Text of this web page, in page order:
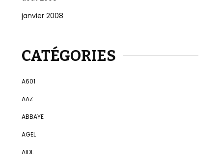
janvier 2008
CATÉGORIES
A601
AAZ
ABBAYE
AGEL
AIDE